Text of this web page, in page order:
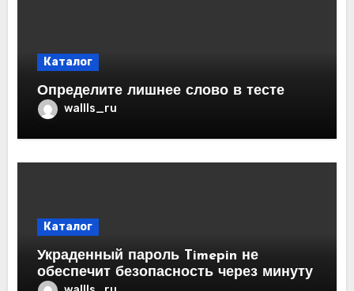
Каталог
Определите лишнее слово в тесте
wallls_ru
Каталог
Украденный пароль Timepin не
обеспечит безопасность через минуту